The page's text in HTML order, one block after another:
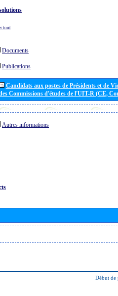
tout
Documents
Publications
Candidats aux postes de Présidents et de
Commissions d'études de l'UIT-R (CE,
Autres informations
Début de